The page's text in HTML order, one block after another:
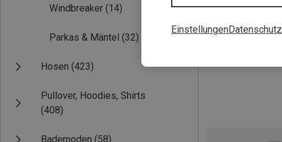
Windbreaker (14)
Parkas & Mäntel (32)
Hosen (423)
Pullover, Hoodies, Shirts
(408)
Bademoden (58)
EinstellungenDatenschutz